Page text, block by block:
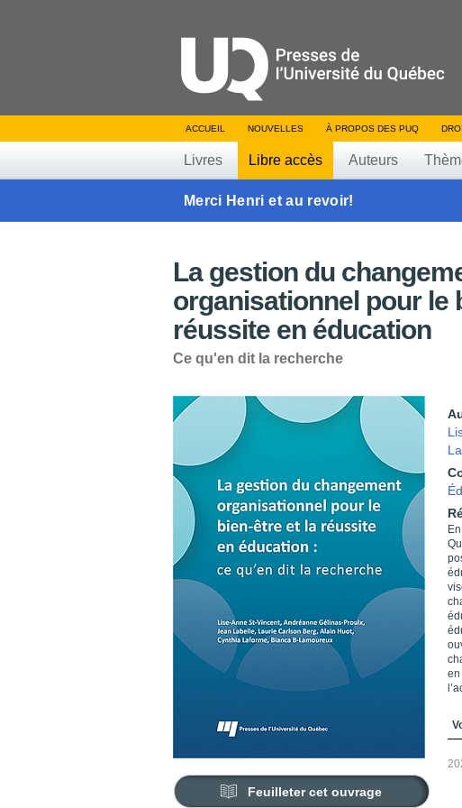
ACCUEIL NOUVELLES À PROPOS DES PUQ
Livres Libre accès Auteurs
Merci Henri et au revoir!
La gestion du
organisationnel pour le
réussite en éducation
Ce qu'en dit la recherche
Feuilleter cet ouvrage
en